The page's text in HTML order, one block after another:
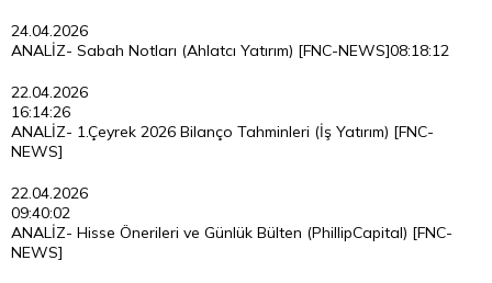
24.04.2026
08:18:12
ANALİZ- Sabah Notları (Ahlatcı Yatırım) [FNC-NEWS]
22.04.2026
16:14:26
ANALİZ- 1.Çeyrek 2026 Bilanço Tahminleri (İş Yatırım) [FNC-
NEWS]
22.04.2026
09:40:02
ANALİZ- Hisse Önerileri ve Günlük Bülten (PhillipCapital) [FNC-
NEWS]